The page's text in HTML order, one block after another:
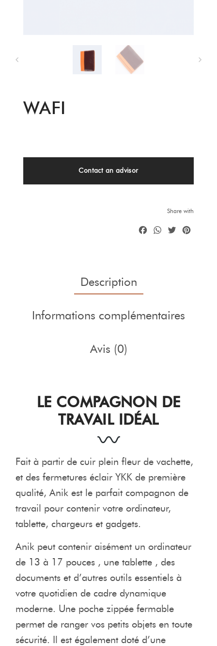
WAFI
Contact an advisor
Share with
Facebook
Description
Informations complémentaires
Avis (0)
LE COMPAGNON DE
TRAVAIL IDÉAL
Fait à partir de cuir plein fleur de vachette,
et des fermetures éclair YKK de première
qualité, Anik est le parfait compagnon de
travail pour contenir votre ordinateur,
tablette, chargeurs et gadgets.
Anik peut contenir aisément un ordinateur
de 13 à 17 pouces , une tablette , des
documents et d’autres outils essentiels à
votre quotidien de cadre dynamique
moderne. Une poche zippée fermable
permet de ranger vos petits objets en toute
sécurité. Il est également doté d’une